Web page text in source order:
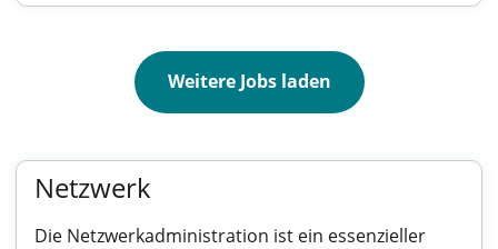
Weitere Jobs laden
Netzwerk
Die Netzwerkadministration ist ein essenzieller